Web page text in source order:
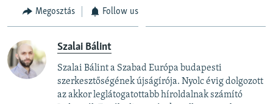
Megosztás Follow us
Szalai Bálint
Szalai Bálint a Szabad Európa budapesti
szerkesztőségének újságírója. Nyolc évig dolgozott
az akkor leglátogatottabb híroldalnak számító